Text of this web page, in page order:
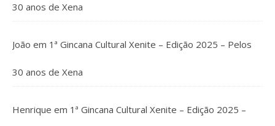
30 anos de Xena
João em 1ª Gincana Cultural Xenite – Edição 2025 – Pelos
30 anos de Xena
Henrique em 1ª Gincana Cultural Xenite – Edição 2025 –